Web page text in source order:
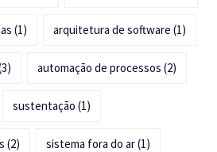
(1) arquitetura de software (1)
automação de processos (2)
sustentação (1)
(2) sistema fora do ar(1)